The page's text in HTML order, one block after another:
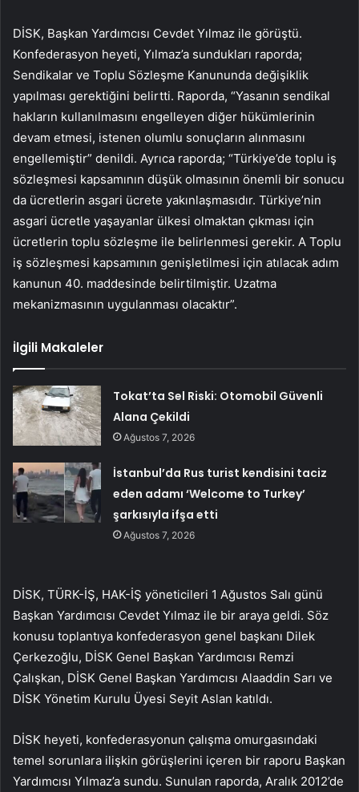
DİSK, Başkan Yardımcısı Cevdet Yılmaz ile görüştü.
Konfederasyon heyeti, Yılmaz’a sundukları raporda;
Sendikalar ve Toplu Sözleşme Kanununda değişiklik
yapılması gerektiğini belirtti. Raporda, “Yasanın sendikal
hakların kullanılmasını engelleyen diğer hükümlerinin
devam etmesi, istenen olumlu sonuçların alınmasını
engellemiştir” denildi. Ayrıca raporda; “Türkiye’de toplu iş
sözleşmesi kapsamının düşük olmasının önemli bir sonucu
da ücretlerin asgari ücrete yakınlaşmasıdır. Türkiye’nin
asgari ücretle yaşayanlar ülkesi olmaktan çıkması için
ücretlerin toplu sözleşme ile belirlenmesi gerekir. A Toplu
iş sözleşmesi kapsamının genişletilmesi için atılacak adım
kanunun 40. maddesinde belirtilmiştir. Uzatma
mekanizmasının uygulanması olacaktır”.
İlgili Makaleler
Tokat’ta Sel Riski: Otomobil Güvenli
Alana Çekildi
Ağustos 7, 2026
İstanbul’da Rus turist kendisini taciz
eden adamı ‘Welcome to Turkey’
şarkısıyla ifşa etti
Ağustos 7, 2026
DİSK, TÜRK-İŞ, HAK-İŞ yöneticileri 1 Ağustos Salı günü
Başkan Yardımcısı Cevdet Yılmaz ile bir araya geldi. Söz
konusu toplantıya konfederasyon genel başkanı Dilek
Çerkezoğlu, DİSK Genel Başkan Yardımcısı Remzi
Çalışkan, DİSK Genel Başkan Yardımcısı Alaaddin Sarı ve
DİSK Yönetim Kurulu Üyesi Seyit Aslan katıldı.
DİSK heyeti, konfederasyonun çalışma omurgasındaki
temel sorunlara ilişkin görüşlerini içeren bir raporu Başkan
Yardımcısı Yılmaz’a sundu. Sunulan raporda, Aralık 2012’de